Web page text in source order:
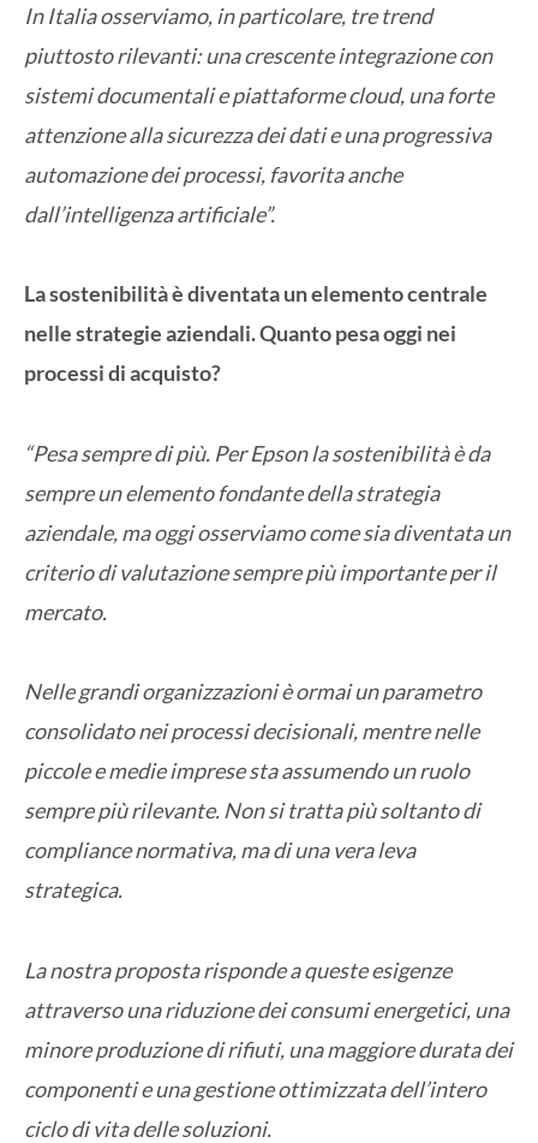
In Italia osserviamo, in particolare, tre trend
piuttosto rilevanti: una crescente integrazione con
sistemi documentali e piattaforme cloud, una forte
attenzione alla sicurezza dei dati e una progressiva
automazione dei processi, favorita anche
dall’intelligenza artificiale”.
La sostenibilità è diventata un elemento centrale
nelle strategie aziendali. Quanto pesa oggi nei
processi di acquisto?
“Pesa sempre di più. Per Epson la sostenibilità è da
sempre un elemento fondante della strategia
aziendale, ma oggi osserviamo come sia diventata un
criterio di valutazione sempre più importante per il
mercato.
Nelle grandi organizzazioni è ormai un parametro
consolidato nei processi decisionali, mentre nelle
piccole e medie imprese sta assumendo un ruolo
sempre più rilevante. Non si tratta più soltanto di
compliance normativa, ma di una vera leva
strategica.
La nostra proposta risponde a queste esigenze
attraverso una riduzione dei consumi energetici, una
minore produzione di rifiuti, una maggiore durata dei
componenti e una gestione ottimizzata dell’intero
ciclo di vita delle soluzioni.